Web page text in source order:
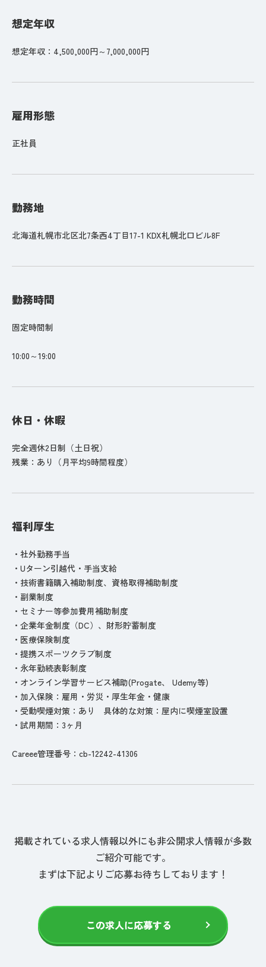
想定年収
想定年収：4,500,000円～7,000,000円
雇用形態
正社員
勤務地
北海道札幌市北区北7条西4丁目17-1 KDX札幌北口ビル8F
勤務時間
固定時間制
10:00～19:00
休日・休暇
完全週休2日制（土日祝）
残業：あり（月平均9時間程度）
福利厚生
・社外勤務手当
・Uターン引越代・手当支給
・技術書籍購入補助制度、資格取得補助制度
・副業制度
・セミナー等参加費用補助制度
・企業年金制度（DC）、財形貯蓄制度
・医療保険制度
・提携スポーツクラブ制度
・永年勤続表彰制度
・オンライン学習サービス補助(Progate、 Udemy等)
・加入保険：雇用・労災・厚生年金・健康
・受動喫煙対策：あり 具体的な対策：屋内に喫煙室設置
・試用期間：3ヶ月
Careee管理番号：cb-12242-41306
掲載されている求人情報以外にも非公開求人情報が多数
ご紹介可能です。
まずは下記よりご応募お待ちしております！
この求人に応募する